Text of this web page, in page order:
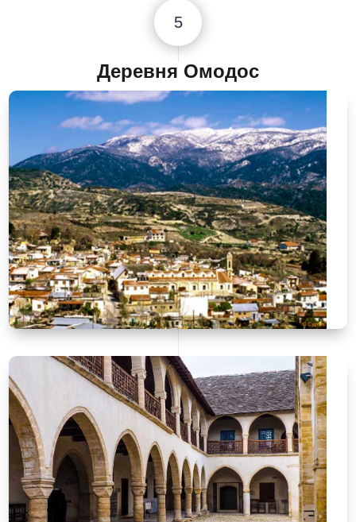
5
Деревня Омодос